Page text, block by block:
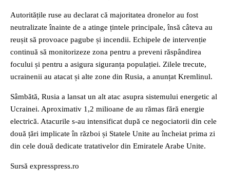
Autoritățile ruse au declarat că majoritatea dronelor au fost
neutralizate înainte de a atinge țintele principale, însă câteva au
reușit să provoace pagube și incendii. Echipele de intervenție
continuă să monitorizeze zona pentru a preveni răspândirea
focului și pentru a asigura siguranța populației. Zilele trecute,
ucrainenii au atacat și alte zone din Rusia, a anunțat Kremlinul.
Sâmbătă, Rusia a lansat un alt atac asupra sistemului energetic al
Ucrainei. Aproximativ 1,2 milioane de au rămas fără energie
electrică. Atacurile s-au intensificat după ce negociatorii din cele
două țări implicate în război și Statele Unite au încheiat prima zi
din cele două dedicate tratativelor din Emiratele Arabe Unite.
Sursă expresspress.ro